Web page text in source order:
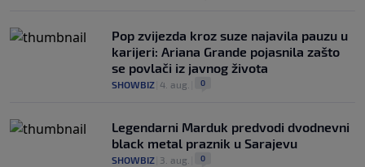
Pop zvijezda kroz suze najavila pauzu u
karijeri: Ariana Grande pojasnila zašto
se povlači iz javnog života
SHOWBIZ 4. aug. 0
Legendarni Marduk predvodi dvodnevni
black metal praznik u Sarajevu
SHOWBIZ 3. aug. 0